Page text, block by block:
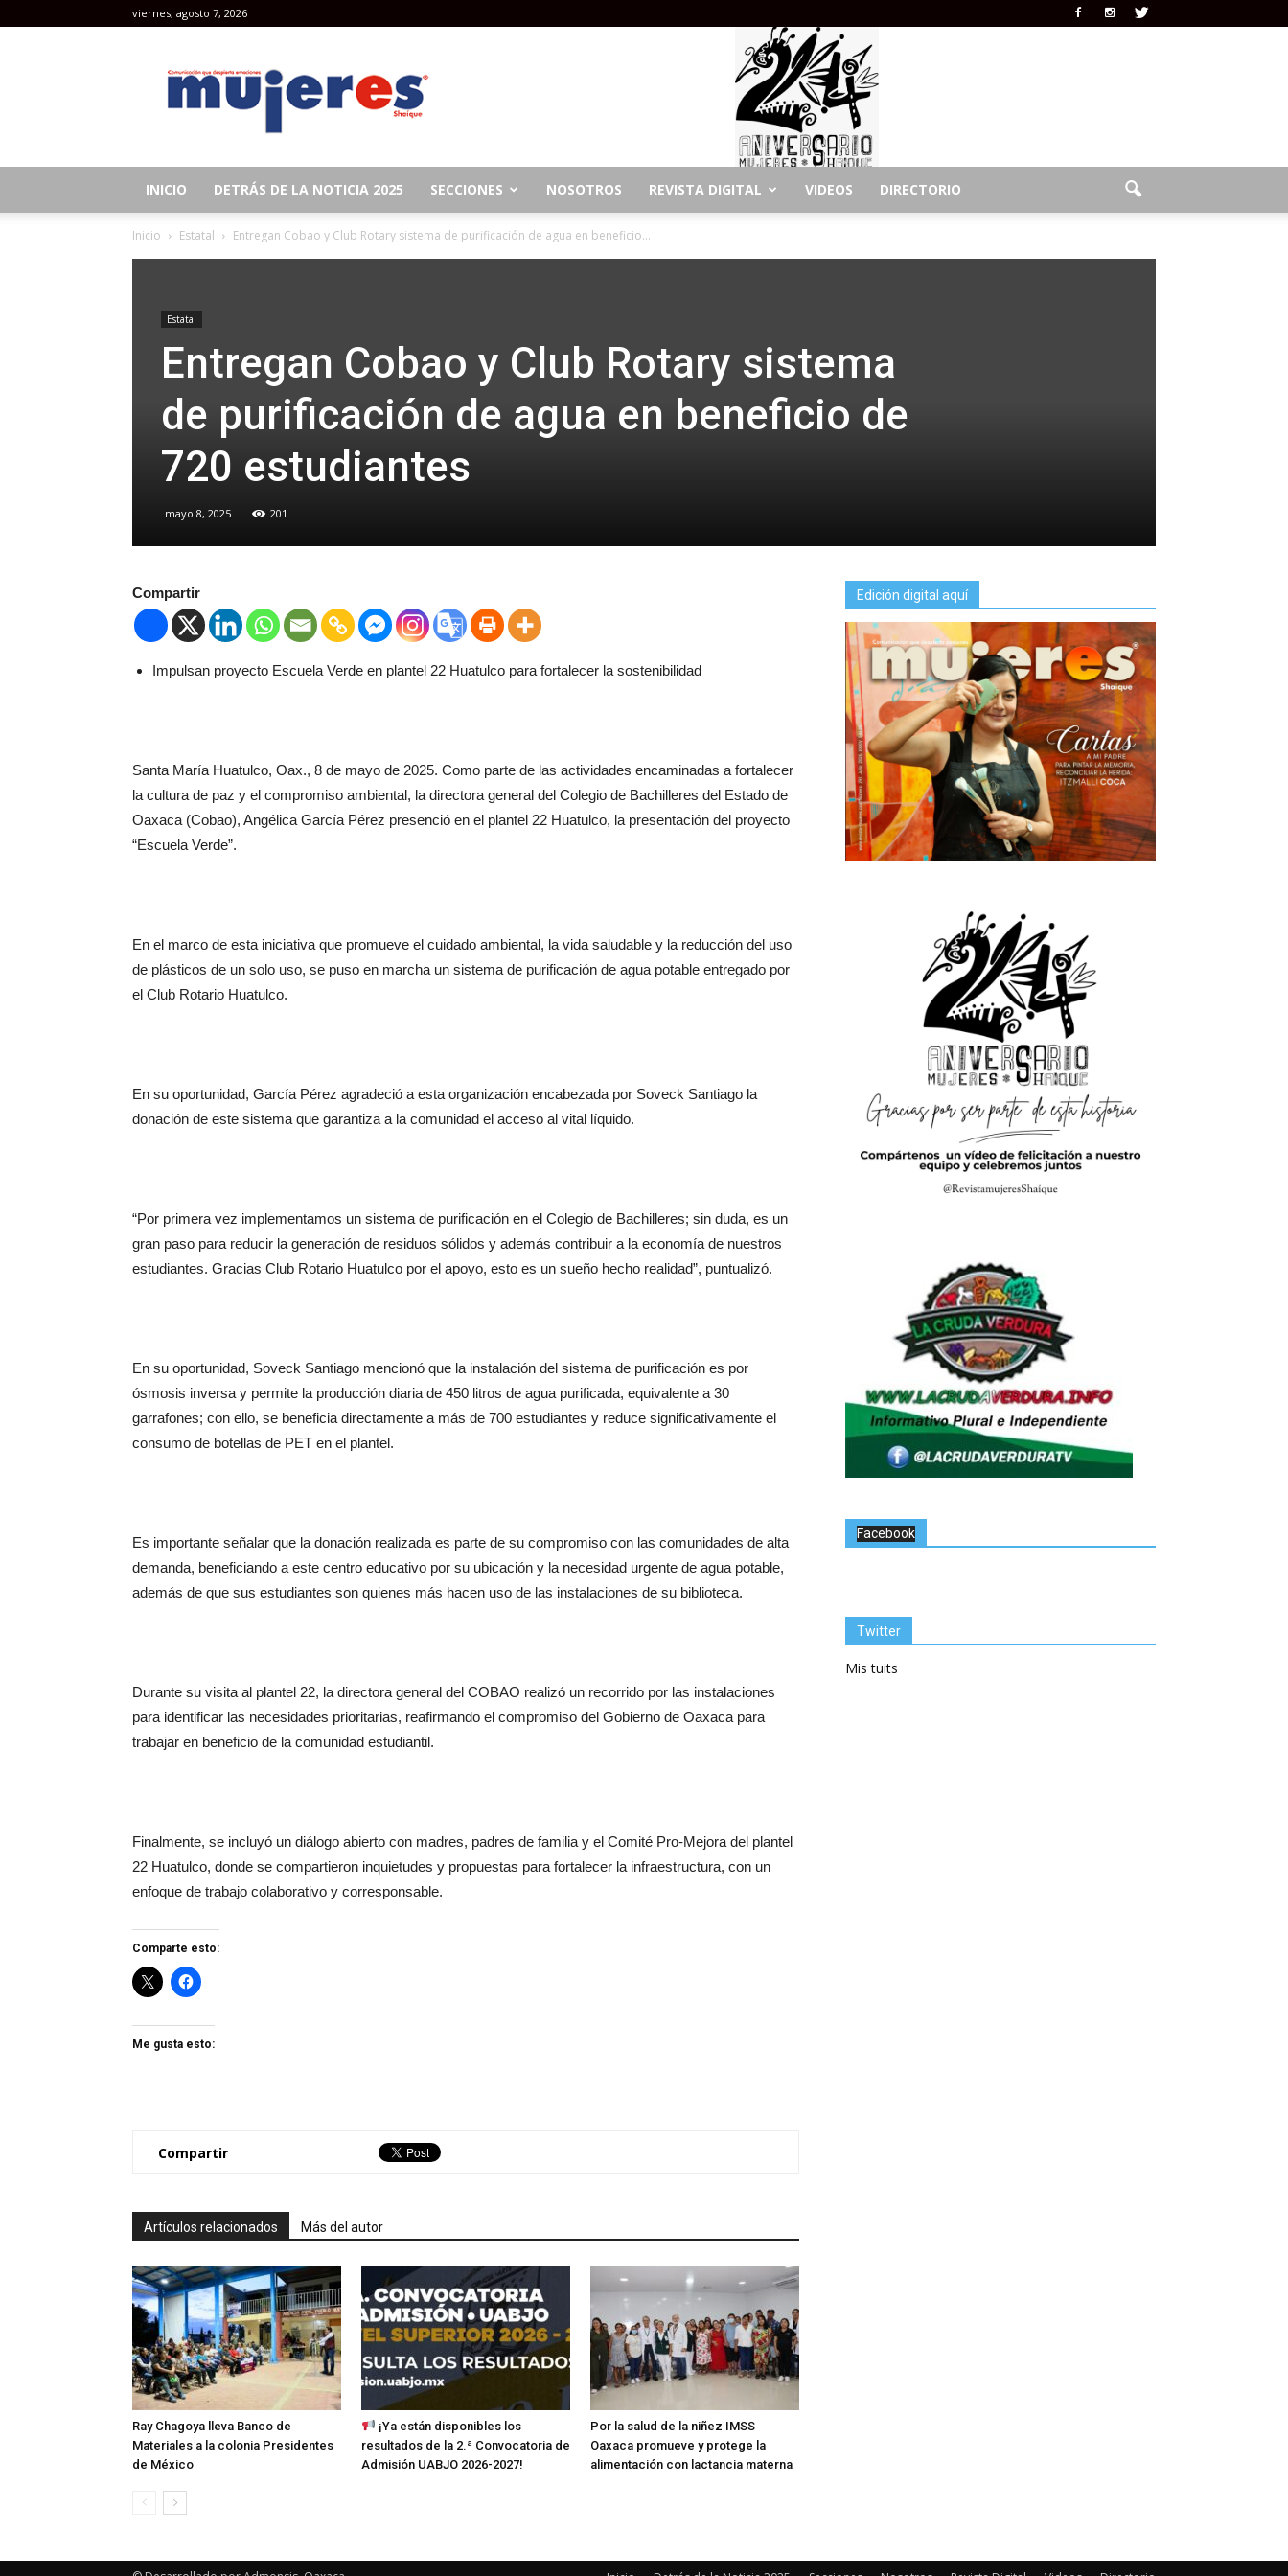
viernes, agosto 7, 2026
Mujeres
INICIO DETRÁS DE LA NOTICIA 2025 SECCIONES NOSOTROS REVISTA DIGITAL VIDEOS DIRECTORIO
Inicio Estatal Entregan Cobao y Club Rotary sistema de purificación de agua en beneficio...
Estatal
Entregan Cobao y Club Rotary sistema
de purificación de agua en beneficio de
720 estudiantes
mayo 8, 2025 201
Compartir
Impulsan proyecto Escuela Verde en plantel 22 Huatulco para fortalecer la sostenibilidad
Santa María Huatulco, Oax., 8 de mayo de 2025. Como parte de las actividades encaminadas a fortalecer
la cultura de paz y el compromiso ambiental, la directora general del Colegio de Bachilleres del Estado de
Oaxaca (Cobao), Angélica García Pérez presenció en el plantel 22 Huatulco, la presentación del proyecto
“Escuela Verde”.
En el marco de esta iniciativa que promueve el cuidado ambiental, la vida saludable y la reducción del uso
de plásticos de un solo uso, se puso en marcha un sistema de purificación de agua potable entregado por
el Club Rotario Huatulco.
En su oportunidad, García Pérez agradeció a esta organización encabezada por Soveck Santiago la
donación de este sistema que garantiza a la comunidad el acceso al vital líquido.
“Por primera vez implementamos un sistema de purificación en el Colegio de Bachilleres; sin duda, es un
gran paso para reducir la generación de residuos sólidos y además contribuir a la economía de nuestros
estudiantes. Gracias Club Rotario Huatulco por el apoyo, esto es un sueño hecho realidad”, puntualizó.
En su oportunidad, Soveck Santiago mencionó que la instalación del sistema de purificación es por
ósmosis inversa y permite la producción diaria de 450 litros de agua purificada, equivalente a 30
garrafones; con ello, se beneficia directamente a más de 700 estudiantes y reduce significativamente el
consumo de botellas de PET en el plantel.
Es importante señalar que la donación realizada es parte de su compromiso con las comunidades de alta
demanda, beneficiando a este centro educativo por su ubicación y la necesidad urgente de agua potable,
además de que sus estudiantes son quienes más hacen uso de las instalaciones de su biblioteca.
Durante su visita al plantel 22, la directora general del COBAO realizó un recorrido por las instalaciones
para identificar las necesidades prioritarias, reafirmando el compromiso del Gobierno de Oaxaca para
trabajar en beneficio de la comunidad estudiantil.
Finalmente, se incluyó un diálogo abierto con madres, padres de familia y el Comité Pro-Mejora del plantel
22 Huatulco, donde se compartieron inquietudes y propuestas para fortalecer la infraestructura, con un
enfoque de trabajo colaborativo y corresponsable.
Comparte esto:
Me gusta esto:
Compartir
Artículos relacionados Más del autor
Ray Chagoya lleva Banco de
Materiales a la colonia Presidentes
de México
¡Ya están disponibles los
resultados de la 2.ª Convocatoria de
Admisión UABJO 2026-2027!
Por la salud de la niñez IMSS
Oaxaca promueve y protege la
alimentación con lactancia materna
Edición digital aquí
Facebook
Twitter
Mis tuits